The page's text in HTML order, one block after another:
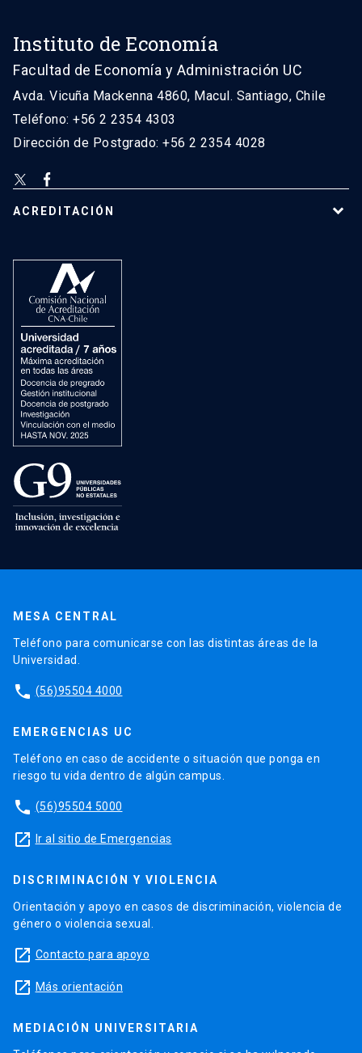
Instituto de Economía
Facultad de Economía y Administración UC
Avda. Vicuña Mackenna 4860, Macul. Santiago, Chile
Teléfono: +56 2 2354 4303
Dirección de Postgrado: +56 2 2354 4028
ACREDITACIÓN
MESA CENTRAL
Teléfono para comunicarse con las distintas áreas de la
Universidad.
phone (56)95504 4000
EMERGENCIAS UC
Teléfono en caso de accidente o situación que ponga en
riesgo tu vida dentro de algún campus.
phone (56)95504 5000
launch Ir al sitio de Emergencias
DISCRIMINACIÓN Y VIOLENCIA
Orientación y apoyo en casos de discriminación, violencia de
género o violencia sexual.
launch Contacto para apoyo
launch Más orientación
MEDIACIÓN UNIVERSITARIA